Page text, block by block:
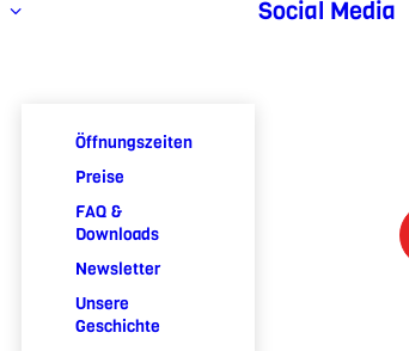
Öffnungszeiten
Preise
FAQ &
Downloads
Newsletter
Unsere
Geschichte
Social Media